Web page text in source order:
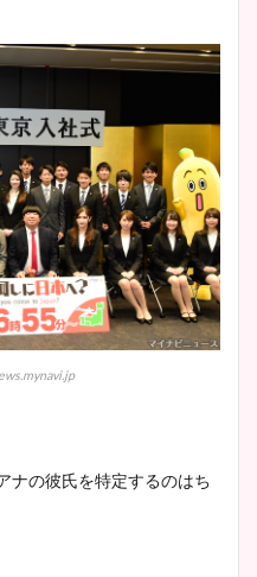
ヤバすぎww原因や痩せたダ
像比較！
豊島実季アナのカップ画像ま
とめ！美脚や水着姿に年齢も
調査！
宇賀神メグアナのニット画像
ナの彼氏を特定するのはち